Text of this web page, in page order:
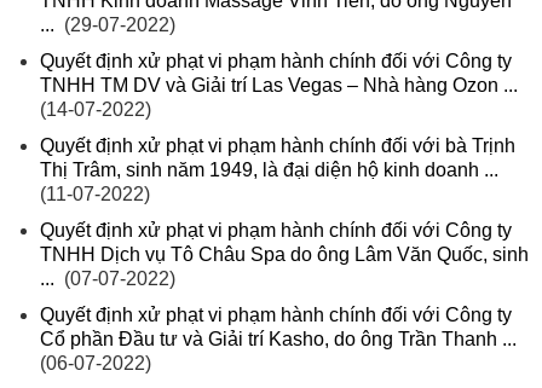
... (29-07-2022)
Quyết định xử phạt vi phạm hành chính đối với Công ty
TNHH TM DV và Giải trí Las Vegas – Nhà hàng Ozon ...
(14-07-2022)
Quyết định xử phạt vi phạm hành chính đối với bà Trịnh
Thị Trâm, sinh năm 1949, là đại diện hộ kinh doanh ...
(11-07-2022)
Quyết định xử phạt vi phạm hành chính đối với Công ty
TNHH Dịch vụ Tô Châu Spa do ông Lâm Văn Quốc, sinh
... (07-07-2022)
Quyết định xử phạt vi phạm hành chính đối với Công ty
Cổ phần Đầu tư và Giải trí Kasho, do ông Trần Thanh ...
(06-07-2022)